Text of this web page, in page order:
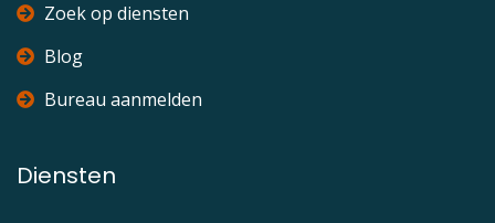
Zoek op diensten
Blog
Bureau aanmelden
Diensten